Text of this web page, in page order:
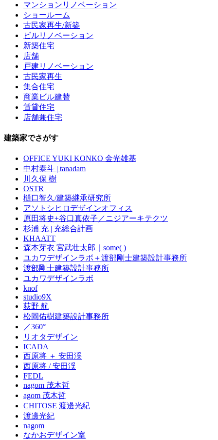
マンションリノベーション
ショールーム
古民家再生/新築
ビルリノベーション
新築住宅
店舗
戸建リノベーション
古民家再生
集合住宅
商業ビル建替
賃貸住宅
店舗兼住宅
建築家でさがす
OFFICE YUKI KONKO 金光雄基
中村泰斗 | tanadam
川久保 樹
OSTR
樋口智久/建築継承研究所
アソトシヒロデザインオフィス
原田将史+谷口真依子／ニジアーキテクツ
杉浦 充 | 充総合計画
KHAATT
森本芽衣 宮武壮太郎｜some( )
ユカワデザインラボ＋渡部剛士建築設計事務所
渡部剛士建築設計事務所
ユカワデザインラボ
knof
studio9X
荻野 航
松岡佑樹建築設計事務所
／360°
リオタデザイン
ICADA
西原将 ＋ 安田渓
西原将 / 安田渓
FEDL
nagom 茂木哲
agom 茂木哲
CHITOSE 渡邊光紀
渡邊光紀
nagom
なかおデザイン室